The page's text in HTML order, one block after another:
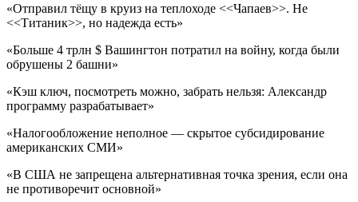
«Отправил тёщу в круиз на теплоходе <<Чапаев>>. Не
<<Титаник>>, но надежда есть»
«Больше 4 трлн $ Вашингтон потратил на войну, когда были
обрушены 2 башни»
«Кэш ключ, посмотреть можно, забрать нельзя: Александр
программу разрабатывает»
«Налогообложение неполное — скрытое субсидирование
американских СМИ»
«В США не запрещена альтернативная точка зрения, если она
не противоречит основной»